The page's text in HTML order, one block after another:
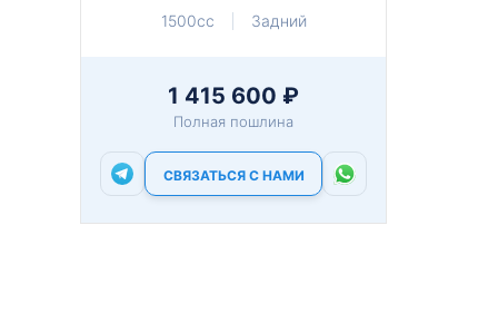
1500cc Задний
1 415 600 ₽
Полная пошлина
СВЯЗАТЬСЯ С НАМИ